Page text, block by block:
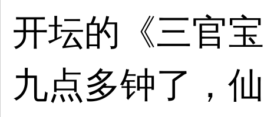
开坛的《三官
九点多钟了，